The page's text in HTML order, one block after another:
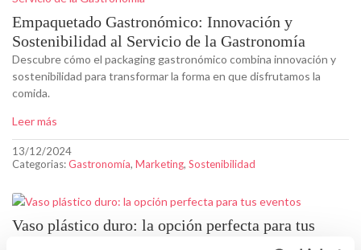
Empaquetado Gastronómico: Innovación y
Sostenibilidad al Servicio de la Gastronomía
Descubre cómo el packaging gastronómico combina innovación y
sostenibilidad para transformar la forma en que disfrutamos la
comida.
Leer más
13/12/2024
Categorias:Gastronomía, Marketing, Sostenibilidad
Vaso plástico duro: la opción perfecta para tus